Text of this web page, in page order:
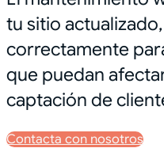
tu sitio
correctamente
que puedan
captación de
Contacta con nosotros